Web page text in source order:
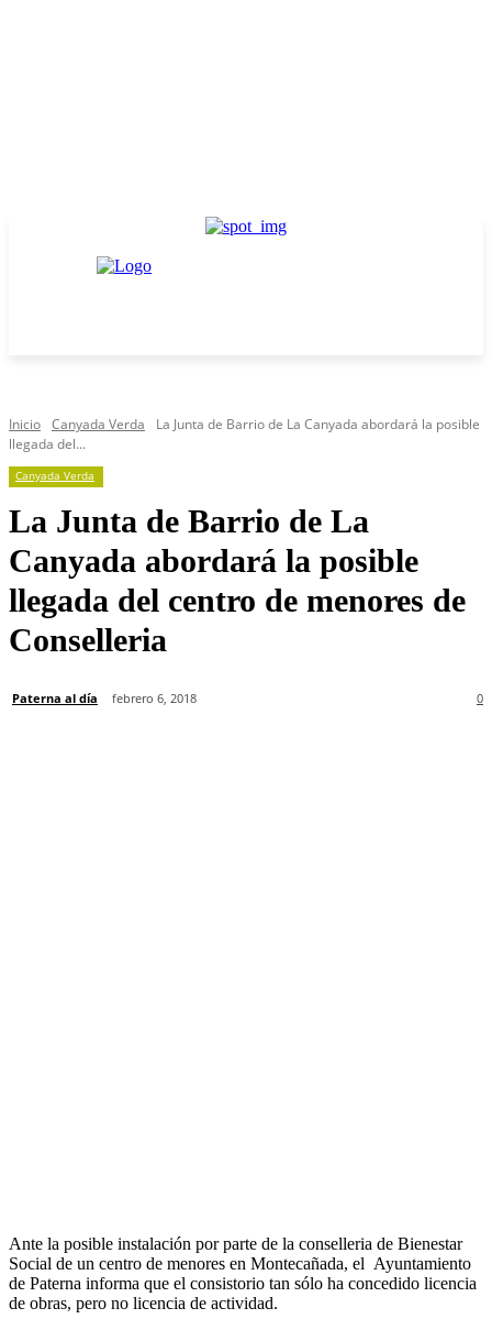
Inicio Canyada Verda
La Junta de Barrio de La Canyada abordará la posible
llegada del...
Canyada Verda
La Junta de Barrio de La
Canyada abordará la posible
llegada del centro de menores de
Conselleria
Paterna al día febrero 6, 2018 0
Ante la posible instalación por parte de la conselleria de Bienestar
Social de un centro de menores en Montecañada, el Ayuntamiento
de Paterna informa que el consistorio tan sólo ha concedido licencia
de obras, pero no licencia de actividad.